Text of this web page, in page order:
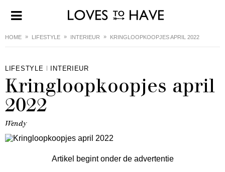
HOME LIFESTYLE INTERIEUR KRINGLOOPKOOPJES APRIL 2022
LIFESTYLE INTERIEUR
Kringloopkoopjes april
2022
Wendy
Artikel begint onder de advertentie